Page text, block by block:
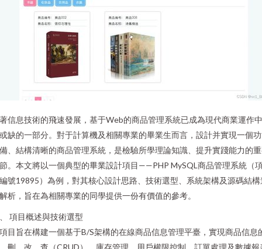
信息技術的飛速發展，基于Web的商品管理系統已成為現代商業運作
缺的一部分。對于計算機及相關專業的畢業生而言，設計并實現一個
、結構清晰的商品管理系統，是檢驗所學理論知識、提升實踐能力的
。本文將以一個典型的畢業設計項目——PHP MySQL商品管理系統（
號19895）為例，對其核心設計思路、技術選型、系統架構及源碼結構
析，旨在為相關專業的同學提供一份有價值的參考。
項目概述與技術選型
目旨在構建一個基于B/S架構的在線商品信息管理平臺，實現商品信息
刪、改、查（CRUD）、庫存管理、用戶權限控制、訂單處理及數據報